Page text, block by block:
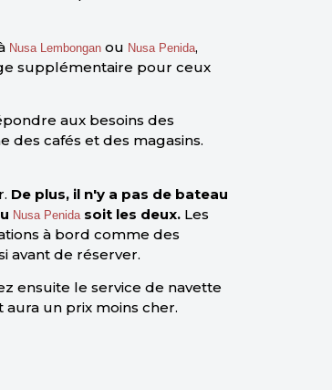
Nusa Lembongan ou Nusa Penida,
supplémentaire pour ceux
aux besoins des
cafés et des magasins.
De plus, il n'y a pas de bateau
Nusa Penida soit les deux. Les
à bord comme des
avant de réserver.
ensuite le service de navette
aura un prix moins cher.